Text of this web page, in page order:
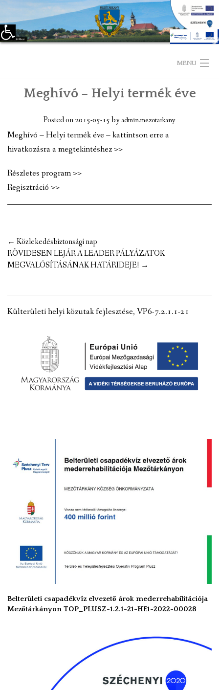
Eszköztár megnyitása
MENU
KEZDŐLAP
TELEPÜLÉSÜNKRŐL
LÁTNIVALÓK
ÖNKORMÁNYZAT
NEMZETISÉGI ÖNKORMÁNYZAT
ÓVODA ÉS MINI BÖLCSŐDE
Meghívó – Helyi termék éve
Posted on2015-05-15byadmin.mezotarkany
Meghívó – Helyi termék éve – kattintson erre a
hivatkozásra a megtekintéshez >>
Részletes program >>
Regisztráció >>
Post
navigation
← Közlekedésbiztonsági nap
RÖVIDESEN LEJÁR A LEADER PÁLYÁZATOK
MEGVALÓSÍTÁSÁNAK HATÁRIDEJE! →
Külterületi helyi közutak fejlesztése, VP6-7.2.1.1-21
Belterületi csapadékvíz elvezető árok mederrehabilitációja
Mezőtárkányon TOP_PLUSZ-1.2.1-21-HE1-2022-00028